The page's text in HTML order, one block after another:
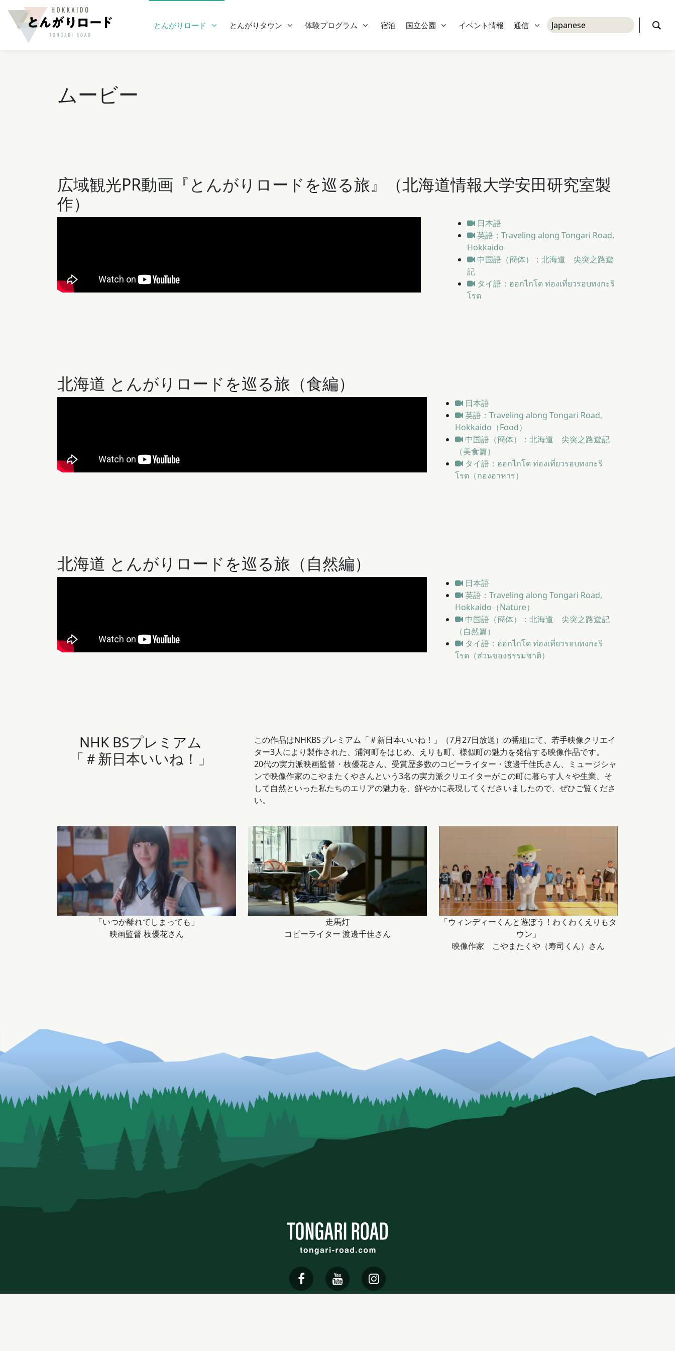
とんがりロード とんがりタウン 体験プログラム 宿泊 国立公園 イベント情報 通信
ムービー
広域観光PR動画『とんがりロードを巡る旅』
（北海道情報大学安田研究室製
作）
日本語
英語：Traveling along Tongari Road,
Hokkaido
中国語（簡体）：北海道 尖突之路遊
記
タイ語：ฮอกไกโด ท่องเที่ยวรอบทงกะริ
โรด
北海道 とんがりロードを巡る旅 （食編）
日本語
英語：Traveling along Tongari Road,
Hokkaido（Food）
中国語（簡体）：北海道 尖突之路遊記
（美食篇）
タイ語：ฮอกไกโด ท่องเที่ยวรอบทงกะริ
โรด（กองอาหาร）
北海道 とんがりロードを巡る旅 （自然編）
日本語
英語：Traveling along Tongari Road,
Hokkaido（Nature）
中国語（簡体）：北海道 尖突之路遊記
（自然篇）
タイ語：ฮอกไกโด ท่องเที่ยวรอบทงกะริ
โรด（ส่วนของธรรมชาติ）
NHK BSプレミアム
「＃新日本いいね！」
この作品はNHKBSプレミアム「＃新日本いいね！」（7月27日放送）の番組にて、若手映像クリエイ
ター3人により製作された、浦河町をはじめ、えりも町、様似町の魅力を発信する映像作品です。
20代の実力派映画監督・枝優花さん、受賞歴多数のコピーライター・渡邊千佳氏さん、ミュージシャ
ンで映像作家のこやまたくやさんという3名の実力派クリエイターがこの町に暮らす人々や生業、そ
して自然といった私たちのエリアの魅力を、鮮やかに表現してくださいましたので、ぜひご覧くださ
い。
「いつか離れてしまっても」
映画監督 枝優花さん
走馬灯
コピーライター 渡邊千佳さん
「ウィンディーくんと遊ぼう！わくわくえりもタ
ウン」
映像作家 こやまたくや（寿司くん）さん